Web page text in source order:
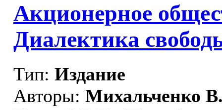
Акционерное
Диалектика
Тип: Издание
Авторы: Михальченко